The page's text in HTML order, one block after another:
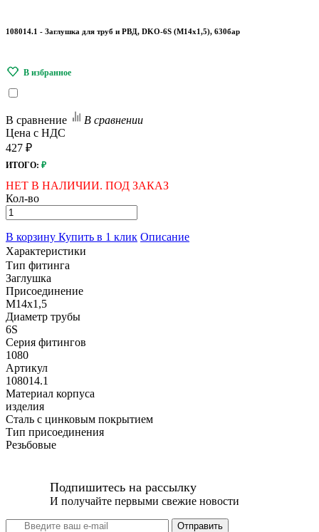
108014.1 - Заглушка для труб и РВД, DKO-6S (M14x1,5), 630бар
В сравнение
В сравнении
Цена с НДС
427 ₽
ИТОГО: ₽
НЕТ В НАЛИЧИИ. ПОД ЗАКАЗ
Кол-во
В корзину Купить в 1 клик Описание
Характеристики
Тип фитинга
Заглушка
Присоединение
M14x1,5
Диаметр трубы
6S
Серия фитингов
1080
Артикул
108014.1
Материал корпуса
изделия
Сталь с цинковым покрытием
Тип присоединения
Резьбовые
Подпишитесь на рассылку
И получайте первыми свежие новости
Отправить